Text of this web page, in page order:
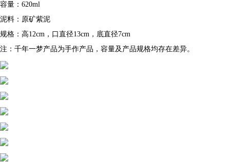
容量：620ml
泥料：原矿紫泥
规格：高12cm，口直径13cm，底直径7cm
注：千年一梦产品为手作产品，容量及产品规格均存在差异。